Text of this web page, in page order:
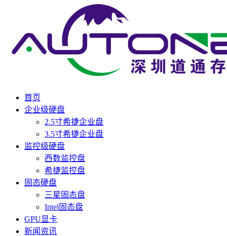
首页
企业级硬盘
2.5寸希捷企业盘
3.5寸希捷企业盘
监控级硬盘
西数监控盘
希捷监控盘
固态硬盘
三星固态盘
Intel固态盘
GPU显卡
新闻资讯